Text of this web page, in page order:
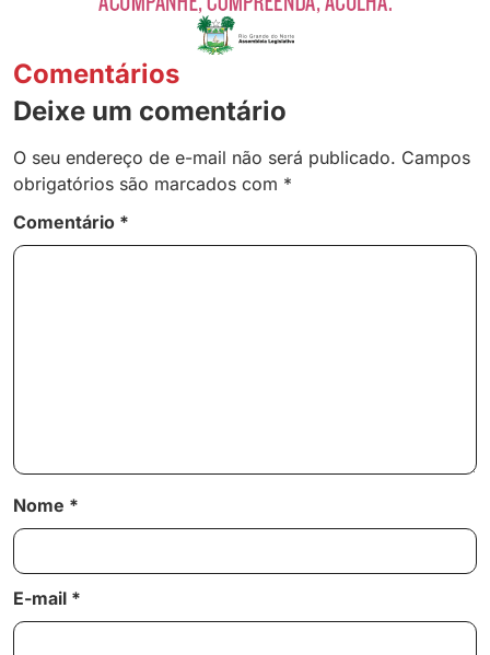
Comentários
Deixe um comentário
O seu endereço de e-mail não será publicado. Campos
obrigatórios são marcados com *
Comentário *
Nome *
E-mail *